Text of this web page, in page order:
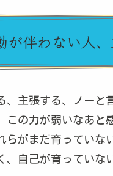
が伴わない人
、主張する、ノーと
この力が弱いなあと
らがまだ育っていな
、自己が育っていな